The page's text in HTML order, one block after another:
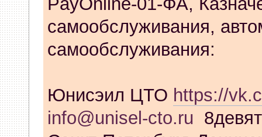
самообслуживания,
самообслуживания:
Юнисэил ЦТО https://
info@unisel-cto.ru